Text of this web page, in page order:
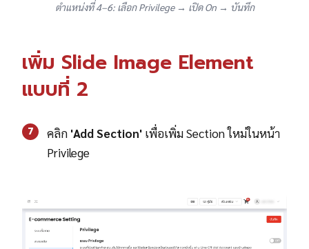
ตำแหน่งที่ 4–6: เลือก Privilege → เปิด On → บันทึก
เพิ่ม Slide Image Element
แบบที่ 2
7 คลิก 'Add Section' เพื่อเพิ่ม Section ใหม่ในหน้า
Privilege